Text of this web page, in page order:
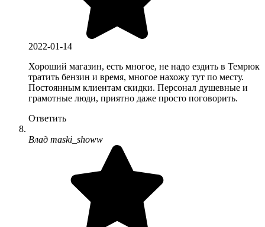
2022-01-14
Хороший магазин, есть многое, не надо ездить в Темрюк
тратить бензин и время, многое нахожу тут по месту.
Постоянным клиентам скидки. Персонал душевные и
грамотные люди, приятно даже просто поговорить.
Ответить
Влад maski_showw